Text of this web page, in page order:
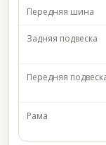
Передняя шина
Задняя подвеска
Передняя
Рама